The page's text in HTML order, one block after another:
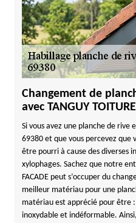
Changement de
avec TANGUY
Si vous avez une planche de rive
69380 et que vous percevez
être pourri à cause des diverses
xylophages. Sachez que notre
FACADE peut s’occuper du
meilleur matériau pour une
matériau est apprécié pour être
inoxydable et indéformable.